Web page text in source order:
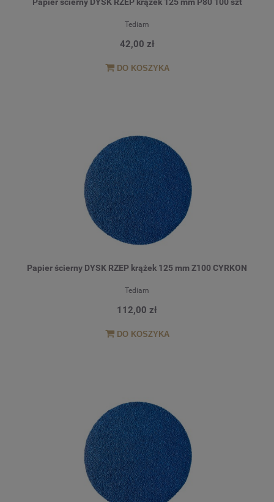
Tediam
42,00 zł
DO KOSZYKA
Papier ścierny DYSK RZEP krążek 125 mm Z100 CYRKON
Tediam
112,00 zł
DO KOSZYKA